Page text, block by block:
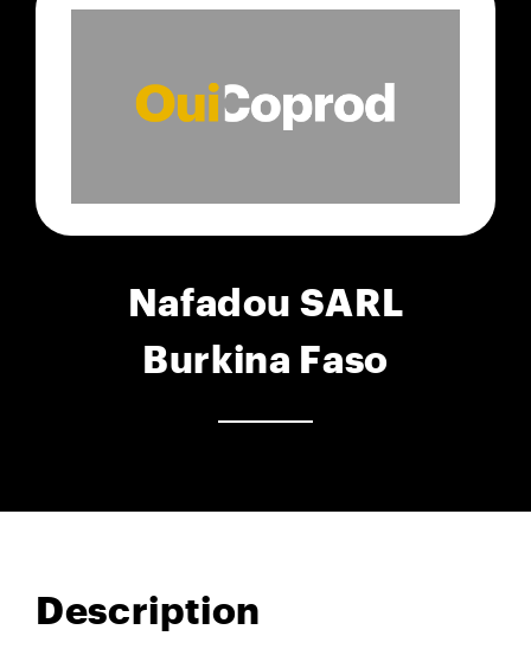
Nafadou SARL
Burkina Faso
Description